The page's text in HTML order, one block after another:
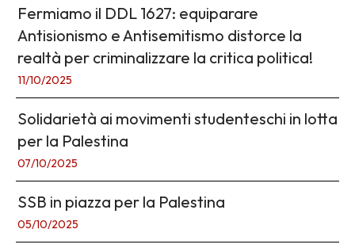
Fermiamo il DDL 1627: equiparare
Antisionismo e Antisemitismo distorce la
realtà per criminalizzare la critica politica!
11/10/2025
Solidarietà ai movimenti studenteschi in lotta
per la Palestina
07/10/2025
SSB in piazza per la Palestina
05/10/2025